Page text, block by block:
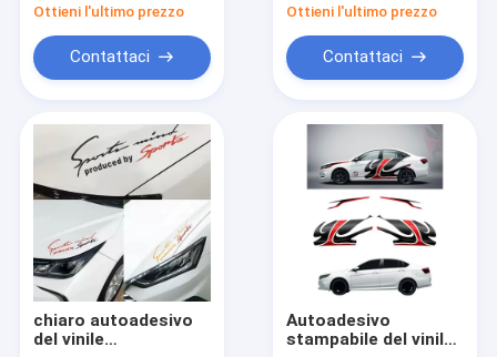
rotolo trasparente
dell'autoadesivo
Ottieni l'ultimo prezzo
Contattaci
Ottieni l'ultimo prezzo
Contattaci
chiaro autoadesivo
del vinile
Autoadesivo
stampabile del vinile